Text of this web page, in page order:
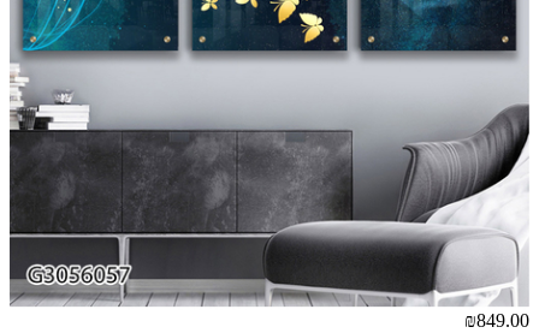
₪849.00